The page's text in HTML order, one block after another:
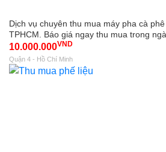
Dịch vụ chuyên thu mua máy pha cà
TPHCM. Báo giá ngay thu mua trong
10.000.000VND
Quận 4 - Hồ Chí Minh